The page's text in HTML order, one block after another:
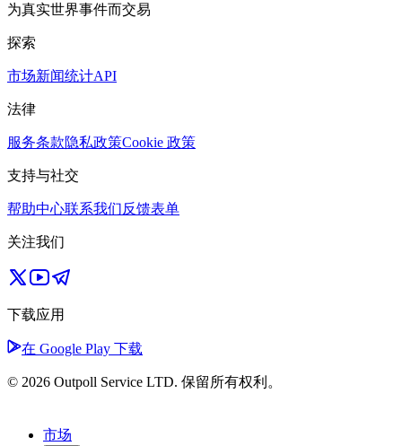
为真实世界事件而交易
探索
市场新闻统计API
法律
服务条款隐私政策Cookie 政策
支持与社交
帮助中心联系我们反馈表单
关注我们
下载应用
在 Google Play 下载
© 2026 Outpoll Service LTD. 保留所有权利。
市场